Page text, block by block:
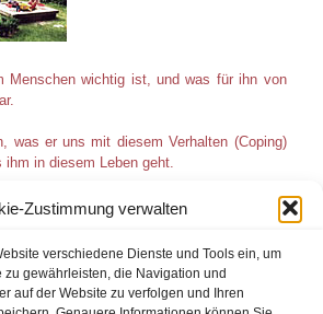
Zustimmung verwalten
verschiedene Dienste und Tools ein, um
zu gewährleisten, die Navigation und
auf der Website zu verfolgen und Ihren
Menschen wichtig ist, und was für ihn von
was er uns mit diesem Verhalten (Coping)
ihm in diesem Leben geht.
seine Ich-Wichtigkeit zu erkennen und zu
Mensch ist, darf er sein, wir werden uns
zu vermitteln, dass er genauso wie er
Normalität erkennen und unterstützen,